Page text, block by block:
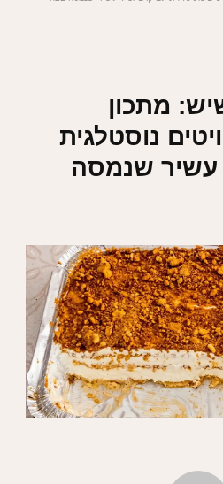
מתכון
נוסטלגית
עשיר שנמסה